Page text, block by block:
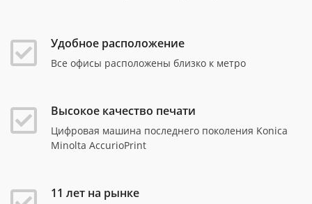
Удобное расположение
Все офисы расположены близко к метро
Высокое качество печати
Цифровая машина последнего поколения Konica
Minolta AccurioPrint
11 лет на рынке